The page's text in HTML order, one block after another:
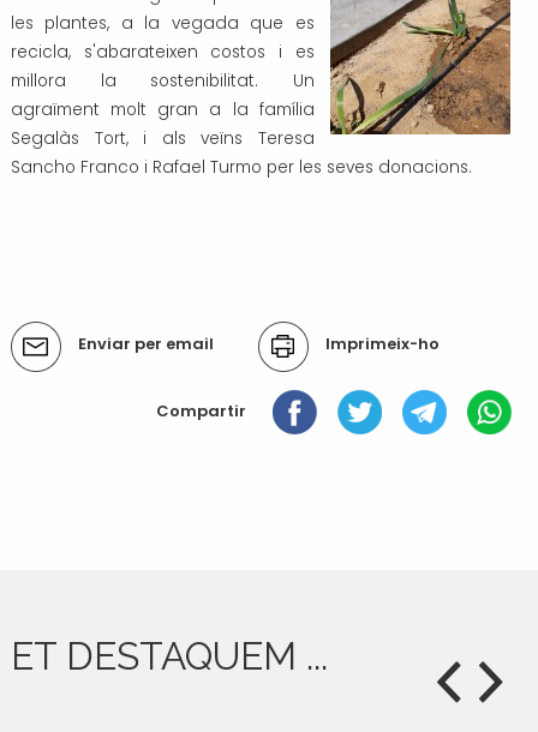
Transport i mobilitat
les plantes, a la vegada que es
recicla, s'abarateixen costos i es
millora la sostenibilitat. Un
agraïment molt gran a la família
Segalàs Tort, i als veïns Teresa
Sancho Franco i Rafael Turmo per les seves donacions.
Accions
del
Enviar per email Imprimeix-ho
Compartir
ET DESTAQUEM ...